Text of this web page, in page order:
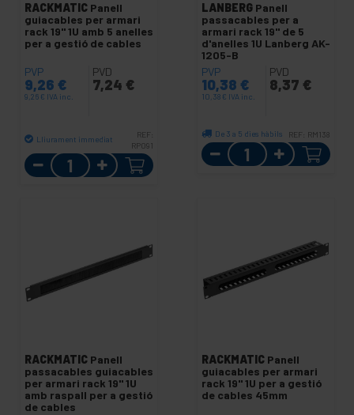
RACKMATIC Panell
guiacables per armari
rack 19" 1U amb 5 anelles
per a gestió de cables
PVP
9,26 €
9,26 € IVA inc.
PVD
7,24 €
Lliurament immediat
REF:
RP091
Quantitat
LANBERG Panell
passacables per a
armari rack 19" de 5
d'anelles 1U Lanberg AK-
1205-B
PVP
10,38 €
10,38 € IVA inc.
PVD
8,37 €
De 3 a 5 dies hàbils REF: RM138
Quantitat
RACKMATIC Panell
passacables guiacables
per armari rack 19" 1U
amb raspall per a gestió
de cables
RACKMATIC Panell
guiacables per armari
rack 19" 1U per a gestió
de cables 45mm